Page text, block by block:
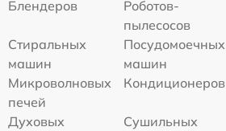
Блендеров
Роботов-
пылесосов
Стиральных
машин
Посудомоечных
машин
Микроволновых
печей
Кондиционеров
Духовых
Сушильных